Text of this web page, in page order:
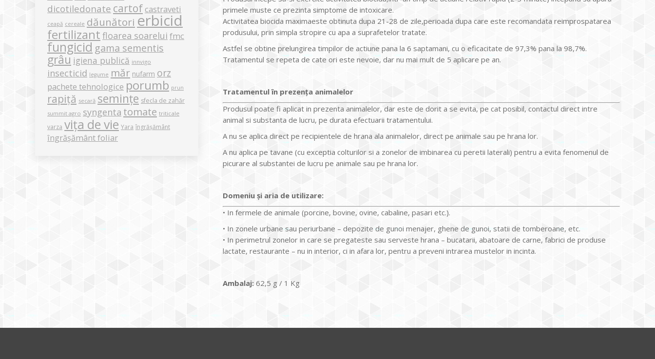
primele muste ce prezinta simptome de intoxicare.
Activitatea biocida maximaeste obtinuta dupa 21-28 de zile,perioada dupa care este recomandata reimprospatarea
produsului, prin simpla stropire cu apa a suprafetelor tratate.
Astfel se obtine prelungirea timpilor de actiune pana la 6 saptamani, cu o eficacitate de 97,3% pana la 98,7%.
Tratamentul se repeta de cate ori este nevoie, dar nu mai mult de 5 aplicare pe an.
Tratamentul în prezența animalelor
Produsul poate fi aplicat in prezenta animalelor, dar este de dorit a se evita, pe cat posibil, contactul direct intre
animal si substanta de lucru, pe durata efectuarii tratamentului.
A nu se aplica direct pe recipientele de hrana ala animalelor, direct pe animale sau pe hrana lor.
A nu aplica pe tavane (cu exceptia colturilor si a zonelor de imbinarea cu peretii laterali) pentru a evita fenomenul de
picurare al substantei de lucru pe animale sau pe hrana lor.
Domeniu și aria de utilizare:
• In fermele de animale (porcine, bovine, ovine, cabaline, pasari etc.).
• In zonele urbane sau periurbane – depozite de gunoi menajer, ghene de gunoi, statii de tomberoane, etc.
• In perimetrul zonelor in care se pregateste sau serveste hrana – bucatarii, abatoare de carne, fabrici de produse
lactate, restaurante – nu in interior, ci in afara lor, pentru a preveni intrarea mustelor in incinta.
Ambalaj: 62,5 g / 1 Kg
dicotiledonate cartof castraveti
ceapă cereale dăunători erbicid
fertilizant floarea soarelui fmc
fungicid gama sementis
grâu igiena publică innvigo
insecticid legume măr nufarm orz
pachete tehnologice porumb prun
rapiță secară semințe sfecla de zahăr
summit agro syngenta tomate triticale
varza vița de vie Yara îngrășământ
îngrășământ foliar